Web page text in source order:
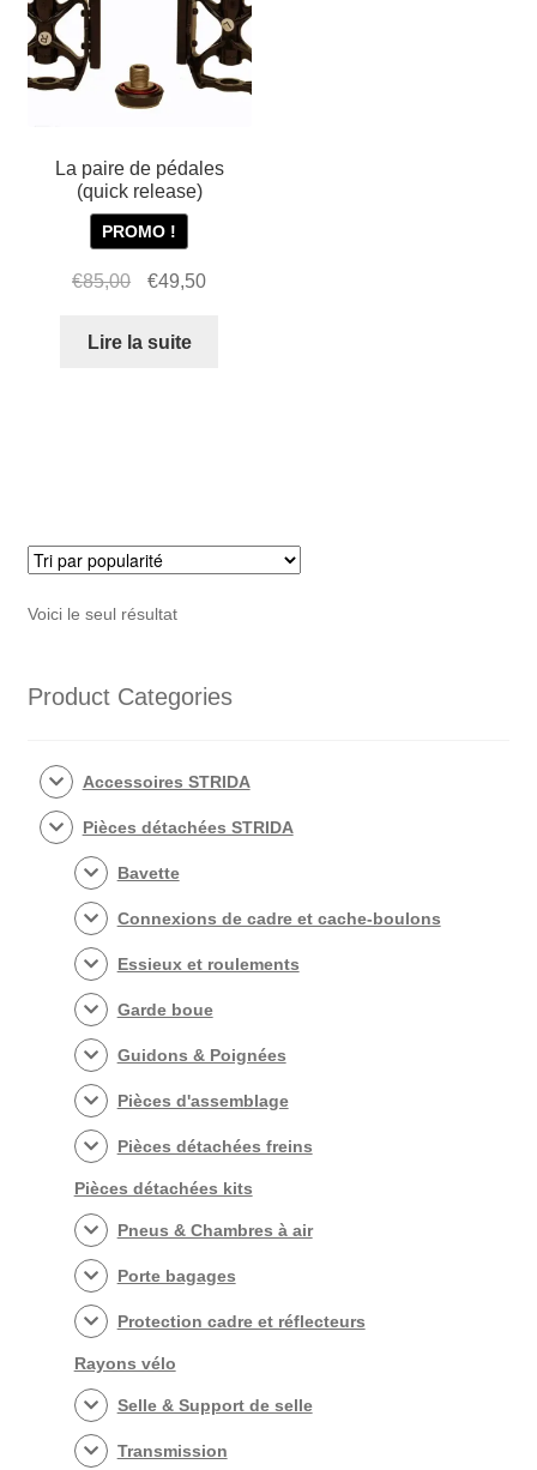
La paire de pédales
(quick release)
PROMO !
€85,00
Le
initial
€49,50Le
Lire la suite
Voici le seul résultat
Product Categories
Accessoires STRIDA
Pièces détachées STRIDA
Bavette
Connexions de cadre et cache-boulons
Essieux et roulements
Garde boue
Guidons & Poignées
Pièces d'assemblage
Pièces détachées freins
Pièces détachées kits
Pneus & Chambres à air
Porte bagages
Protection cadre et réflecteurs
Rayons vélo
Selle & Support de selle
Transmission